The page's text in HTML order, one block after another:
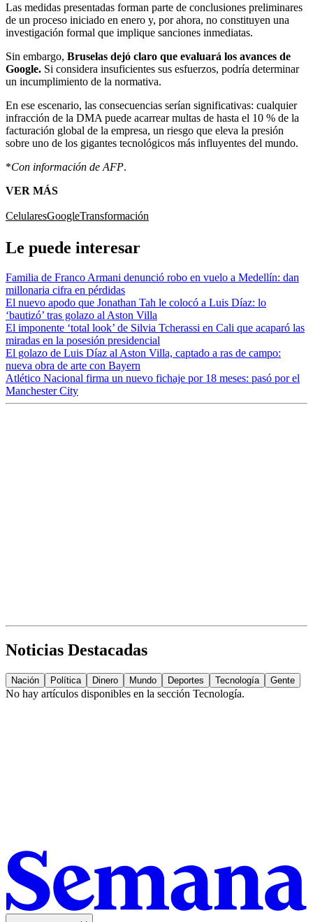
Las medidas presentadas forman parte de conclusiones preliminares
de un proceso iniciado en enero y, por ahora, no constituyen una
investigación formal que implique sanciones inmediatas.
Sin embargo, Bruselas dejó claro que evaluará los avances de
Google. Si considera insuficientes sus esfuerzos, podría determinar
un incumplimiento de la normativa.
En ese escenario, las consecuencias serían significativas: cualquier
infracción de la DMA puede acarrear multas de hasta el 10 % de la
facturación global de la empresa, un riesgo que eleva la presión
sobre uno de los gigantes tecnológicos más influyentes del mundo.
*Con información de AFP.
VER MÁS
CelularesGoogleTransformación
Le puede interesar
Familia de Franco Armani denunció robo en vuelo a Medellín: dan
millonaria cifra en pérdidas
El nuevo apodo que Jonathan Tah le colocó a Luis Díaz: lo
‘bautizó’ tras golazo al Aston Villa
El imponente ‘total look’ de Silvia Tcherassi en Cali que acaparó las
miradas en la posesión presidencial
El golazo de Luis Díaz al Aston Villa, captado a ras de campo:
nueva obra de arte con Bayern
Atlético Nacional firma un nuevo fichaje por 18 meses: pasó por el
Manchester City
Noticias Destacadas
Nación Política Dinero Mundo Deportes Tecnología Gente
No hay artículos disponibles en la sección Tecnología.